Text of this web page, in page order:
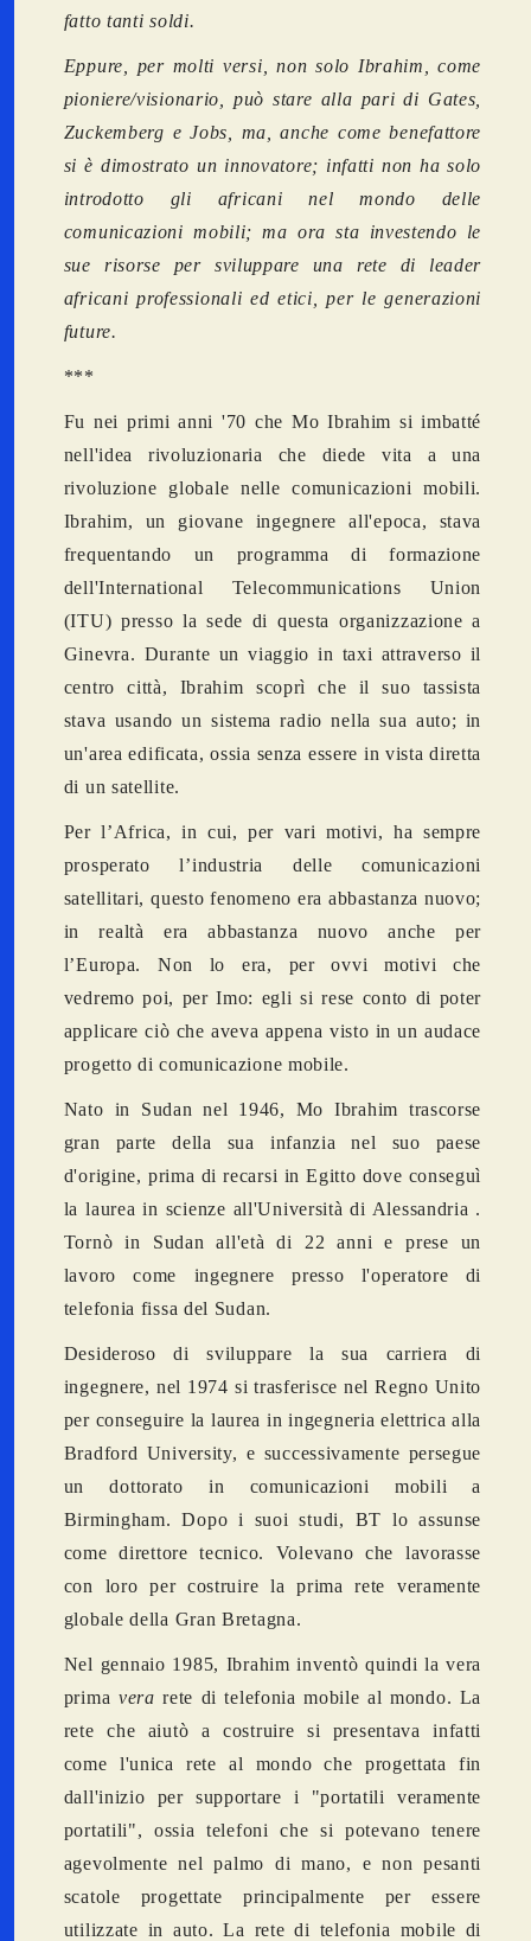
fatto tanti soldi.
Eppure, per molti versi, non solo Ibrahim, come
pioniere/visionario, può stare alla pari di Gates,
Zuckemberg e Jobs, ma, anche come benefattore
si è dimostrato un innovatore; infatti non ha solo
introdotto gli africani nel mondo delle
comunicazioni mobili; ma ora sta investendo le
sue risorse per sviluppare una rete di leader
africani professionali ed etici, per le generazioni
future.
***
Fu nei primi anni '70 che Mo Ibrahim si imbatté
nell'idea rivoluzionaria che diede vita a una
rivoluzione globale nelle comunicazioni mobili.
Ibrahim, un giovane ingegnere all'epoca, stava
frequentando un programma di formazione
dell'International Telecommunications Union
(ITU) presso la sede di questa organizzazione a
Ginevra. Durante un viaggio in taxi attraverso il
centro città, Ibrahim scoprì che il suo tassista
stava usando un sistema radio nella sua auto; in
un'area edificata, ossia senza essere in vista diretta
di un satellite.
Per l’Africa, in cui, per vari motivi, ha sempre
prosperato l’industria delle comunicazioni
satellitari, questo fenomeno era abbastanza nuovo;
in realtà era abbastanza nuovo anche per
l’Europa. Non lo era, per ovvi motivi che
vedremo poi, per Imo: egli si rese conto di poter
applicare ciò che aveva appena visto in un audace
progetto di comunicazione mobile.
Nato in Sudan nel 1946, Mo Ibrahim trascorse
gran parte della sua infanzia nel suo paese
d'origine, prima di recarsi in Egitto dove conseguì
la laurea in scienze all'Università di Alessandria .
Tornò in Sudan all'età di 22 anni e prese un
lavoro come ingegnere presso l'operatore di
telefonia fissa del Sudan.
Desideroso di sviluppare la sua carriera di
ingegnere, nel 1974 si trasferisce nel Regno Unito
per conseguire la laurea in ingegneria elettrica alla
Bradford University, e successivamente persegue
un dottorato in comunicazioni mobili a
Birmingham. Dopo i suoi studi, BT lo assunse
come direttore tecnico. Volevano che lavorasse
con loro per costruire la prima rete veramente
globale della Gran Bretagna.
Nel gennaio 1985, Ibrahim inventò quindi la vera
prima vera rete di telefonia mobile al mondo. La
rete che aiutò a costruire si presentava infatti
come l'unica rete al mondo che progettata fin
dall'inizio per supportare i "portatili veramente
portatili", ossia telefoni che si potevano tenere
agevolmente nel palmo di mano, e non pesanti
scatole progettate principalmente per essere
utilizzate in auto. La rete di telefonia mobile di